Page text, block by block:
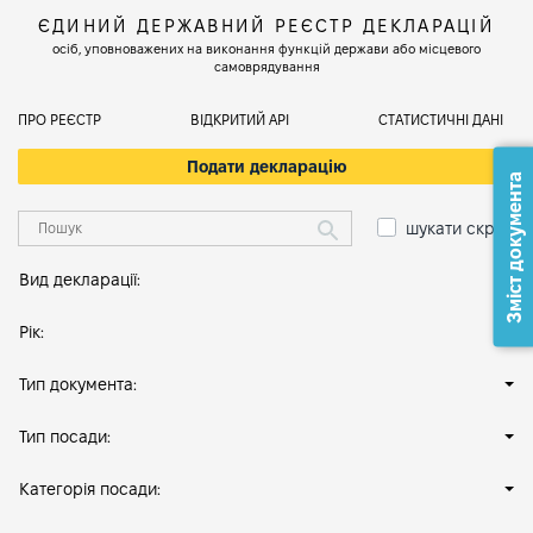
ЄДИНИЙ ДЕРЖАВНИЙ РЕЄСТР ДЕКЛАРАЦІЙ
осіб, уповноважених на виконання функцій держави або місцевого
самоврядування
ПРО РЕЄСТР ВІДКРИТИЙ АРІ СТАТИСТИЧНІ ДАНІ
Подати декларацію
шукати скрізь
Вид декларації:
Рік:
Тип документа:
Тип посади:
Категорія посади:
Зміст документа